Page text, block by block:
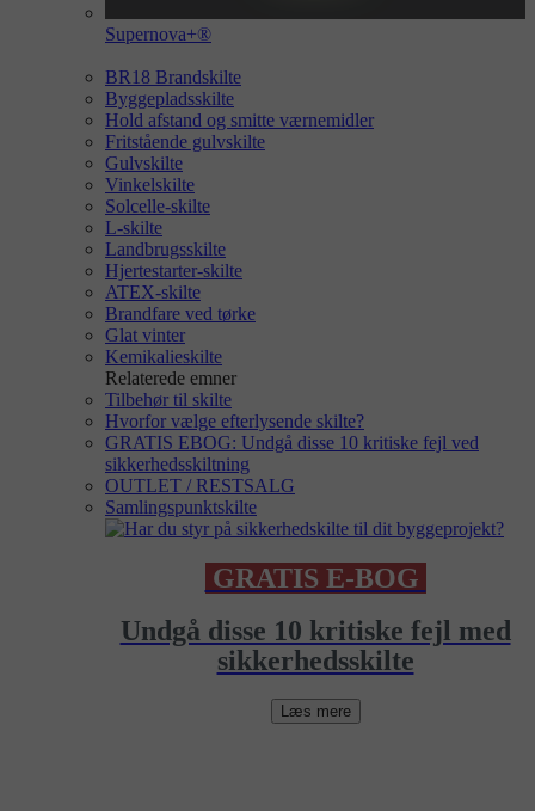
Supernova+®
BR18 Brandskilte
Byggepladsskilte
Hold afstand og smitte værnemidler
Fritstående gulvskilte
Gulvskilte
Vinkelskilte
Solcelle-skilte
L-skilte
Landbrugsskilte
Hjertestarter-skilte
ATEX-skilte
Brandfare ved tørke
Glat vinter
Kemikalieskilte
Relaterede emner
Tilbehør til skilte
Hvorfor vælge efterlysende skilte?
GRATIS EBOG: Undgå disse 10 kritiske fejl ved
sikkerhedsskiltning
OUTLET / RESTSALG
Samlingspunktskilte
GRATIS E-BOG
Undgå disse 10 kritiske fejl med
sikkerhedsskilte
Læs mere